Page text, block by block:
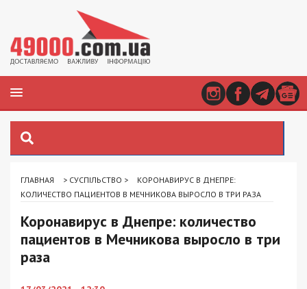
ГЛАВНАЯ > СУСПІЛЬСТВО >
КОРОНАВИРУС В ДНЕПРЕ:
КОЛИЧЕСТВО ПАЦИЕНТОВ В МЕЧНИКОВА ВЫРОСЛО В ТРИ РАЗА
Коронавирус в Днепре: количество
пациентов в Мечникова выросло в три
раза